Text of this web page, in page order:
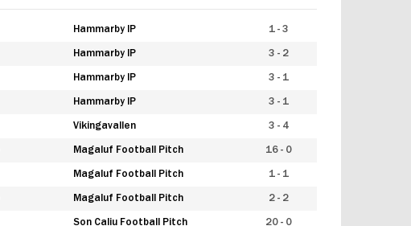
Hammarby IP 1 - 3
Hammarby IP 3 - 2
Hammarby IP 3 - 1
Hammarby IP 3 - 1
Vikingavallen 3 - 4
Magaluf Football Pitch 16 - 0
Magaluf Football Pitch 1 - 1
Magaluf Football Pitch 2 - 2
Son Caliu Football Pitch 20 - 0